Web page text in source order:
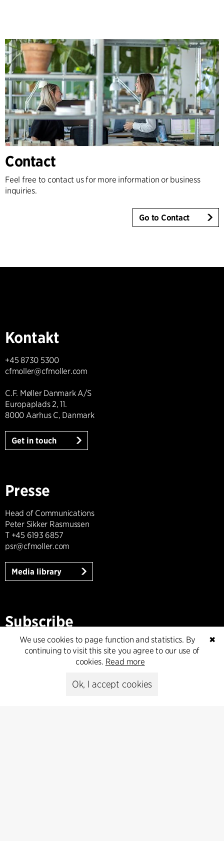
Contact
Feel free to contact us for more information or business
inquiries.
Go to Contact
Kontakt
+45 8730 5300
cfmoller@cfmoller.com
C.F. Møller Danmark A/S
Europaplads 2, 11.
8000 Aarhus C, Danmark
Get in touch
Presse
Head of Communications
Peter Sikker Rasmussen
T +45 6193 6857
psr@cfmoller.com
Media library
Subscribe
Subscribe to our newsletter and get
the latest architecture news.
✖
We use cookies to page function and statistics. By
continuing to visit this site you agree to our use of
cookies. Read more
Ok, I accept cookies